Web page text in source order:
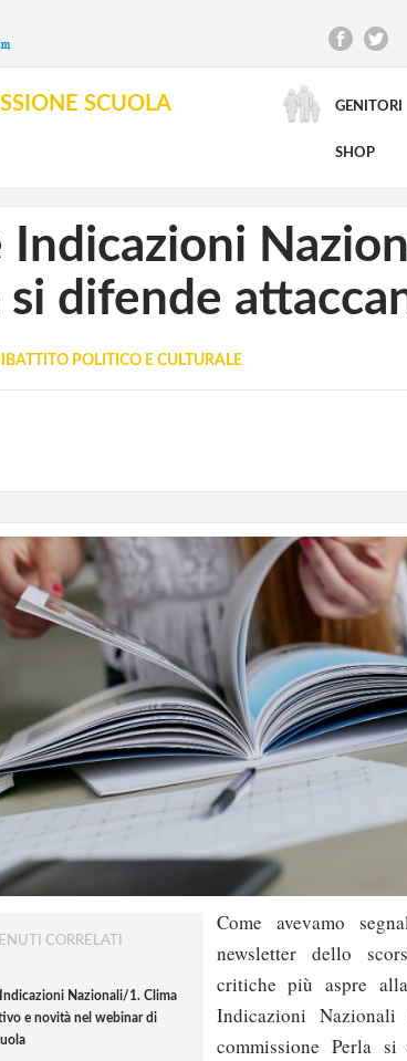
SCUOLA GENITORI
SHOP
RICERCA
Indicazioni
si difende
POLITICO E CULTURALE
CORRELATI
Nazionali/1. Clima
e novità nel webinar di
Come avevamo
newsletter dello
critiche più aspre
Indicazioni Nazionali
commissione Perla si